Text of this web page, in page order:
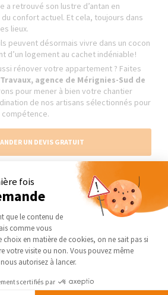
a retrouvé son lustre d’antan en
confort actuel. Et cela, toujours dans
lieux.
peuvent désormais vivre dans un cocon
d’un logement au cachet indéniable !
rénover votre appartement ? Faites
agence de Mérignies-Sud de
pour mener à bien votre chantier
de nos artisans sélectionnés pour
UN DEVIS GRATUIT
fois
du
que le contenu de
comme vous
choix en matière de cookies, on ne sait pas si
votre visite ou non. Vous pouvez même
autorisez à lancer.
certifiés par
consent